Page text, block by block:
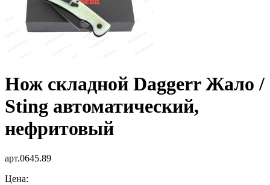
Нож складной Daggerr Жало /
Sting автоматический,
нефритовый
арт.0645.89
Цена: